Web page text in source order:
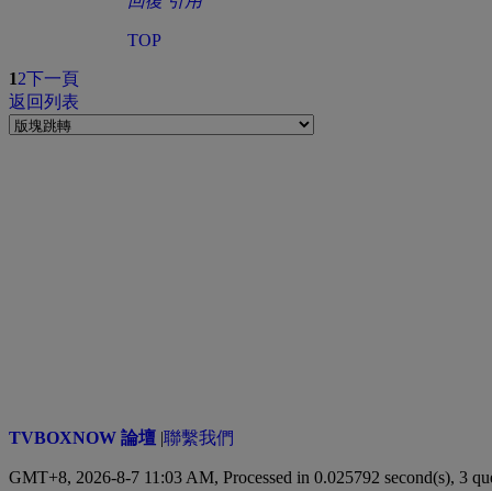
TOP
12下一頁
返回列表
TVBOXNOW 論壇 |聯繫我們
GMT+8, 2026-8-7 11:03 AM, Processed in 0.025792 second(s), 3